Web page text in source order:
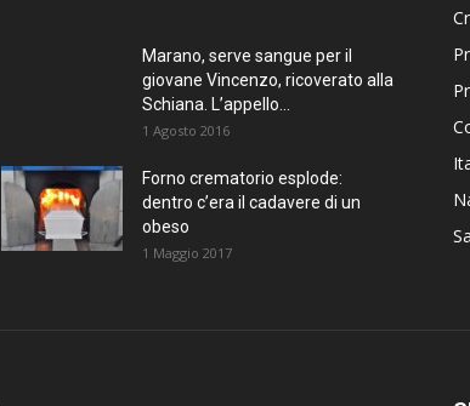
Marano, serve sangue per il
giovane Vincenzo, ricoverato alla
Schiana. L’appello...
1 Agosto 2016
Forno crematorio esplode:
dentro c’era il cadavere di un
obeso
1 Maggio 2017